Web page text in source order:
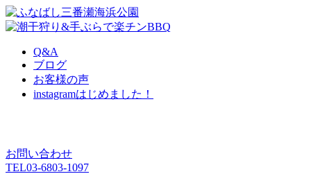
Q&A
ブログ
お客様の声
instagramはじめました！
お問い合わせ
TEL03-6803-1097